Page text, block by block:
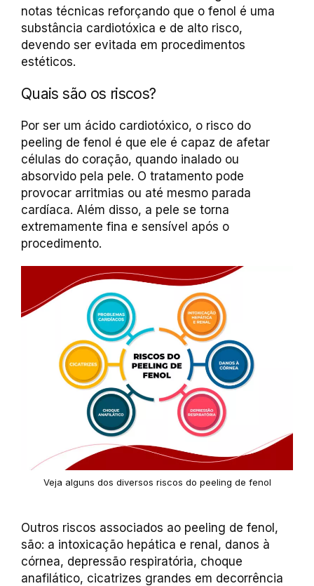
notas técnicas reforçando que o fenol é uma
substância cardiotóxica e de alto risco,
devendo ser evitada em procedimentos
estéticos.
Quais são os riscos?
Por ser um ácido cardiotóxico, o risco do
peeling de fenol é que ele é capaz de afetar
células do coração, quando inalado ou
absorvido pela pele. O tratamento pode
provocar arritmias ou até mesmo parada
cardíaca. Além disso, a pele se torna
extremamente fina e sensível após o
procedimento.
Veja alguns dos diversos riscos do peeling de fenol
Outros riscos associados ao peeling de fenol,
são: a intoxicação hepática e renal, danos à
córnea, depressão respiratória, choque
anafilático, cicatrizes grandes em decorrência